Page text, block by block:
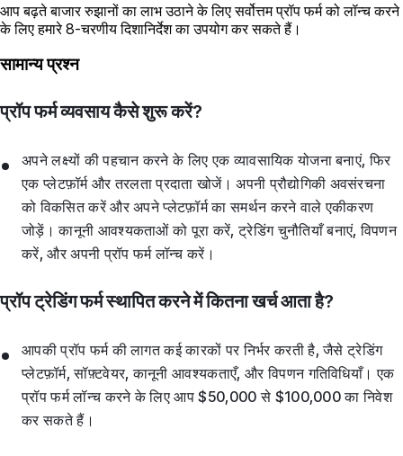
आप बढ़ते बाजार रुझानों का लाभ उठाने के लिए सर्वोत्तम प्रॉप फर्म को लॉन्च करने
के लिए हमारे 8-चरणीय दिशानिर्देश का उपयोग कर सकते हैं।
सामान्य प्रश्न
प्रॉप फर्म व्यवसाय कैसे शुरू करें?
अपने लक्ष्यों की पहचान करने के लिए एक व्यावसायिक योजना बनाएं, फिर
एक प्लेटफ़ॉर्म और तरलता प्रदाता खोजें। अपनी प्रौद्योगिकी अवसंरचना
को विकसित करें और अपने प्लेटफ़ॉर्म का समर्थन करने वाले एकीकरण
जोड़ें। कानूनी आवश्यकताओं को पूरा करें, ट्रेडिंग चुनौतियाँ बनाएं, विपणन
करें, और अपनी प्रॉप फर्म लॉन्च करें।
प्रॉप ट्रेडिंग फर्म स्थापित करने में कितना खर्च आता है?
आपकी प्रॉप फर्म की लागत कई कारकों पर निर्भर करती है, जैसे ट्रेडिंग
प्लेटफ़ॉर्म, सॉफ़्टवेयर, कानूनी आवश्यकताएँ, और विपणन गतिविधियाँ। एक
प्रॉप फर्म लॉन्च करने के लिए आप $50,000 से $100,000 का निवेश
कर सकते हैं।